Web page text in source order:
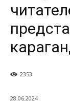
2353
28.06.2024